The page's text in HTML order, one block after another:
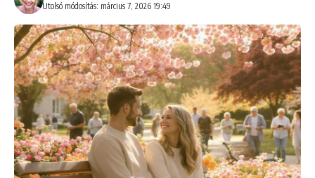
Utolsó módosítás: március 7, 2026 19:49